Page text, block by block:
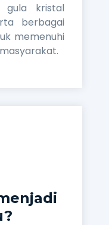
gula kristal
berbagai
memenuhi